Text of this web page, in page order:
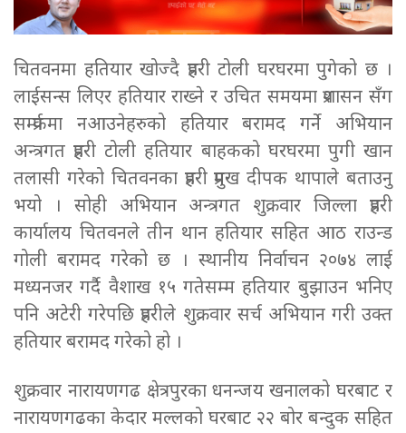
चितवनमा हतियार खोज्दै प्रहरी टोली घरघरमा पुगेको छ ।
लाईसन्स लिएर हतियार राख्ने र उचित समयमा प्रशासन सँग
सम्प्रर्कमा नआउनेहरुको हतियार बरामद गर्ने अभियान
अन्त्रगत प्रहरी टोली हतियार बाहकको घरघरमा पुगी खान
तलासी गरेको चितवनका प्रहरी प्रमुख दीपक थापाले बताउनु
भयो । सोही अभियान अन्त्रगत शुक्रवार जिल्ला प्रहरी
कार्यालय चितवनले तीन थान हतियार सहित आठ राउन्ड
गोली बरामद गरेको छ । स्थानीय निर्वाचन २०७४ लाई
मध्यनजर गर्दै वैशाख १५ गतेसम्म हतियार बुझाउन भनिए
पनि अटेरी गरेपछि प्रहरीले शुक्रवार सर्च अभियान गरी उक्त
हतियार बरामद गरेको हो ।
शुक्रवार नारायणगढ क्षेत्रपुरका धनन्जय खनालको घरबाट र
नारायणगढका केदार मल्लको घरबाट २२ बोर बन्दुक सहित